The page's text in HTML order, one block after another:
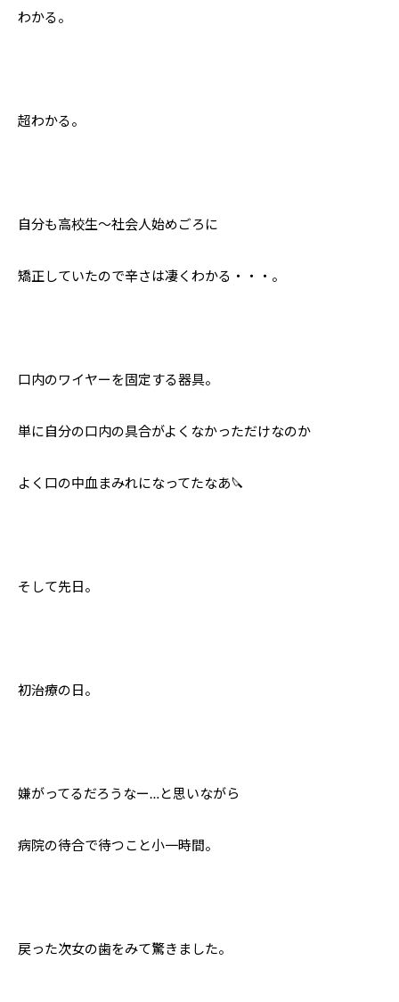
わかる。
超わかる。
自分も高校生〜社会人始めごろに
矯正していたので辛さは凄くわかる・・・。
口内のワイヤーを固定する器具。
単に自分の口内の具合がよくなかっただけなのか
よく口の中血まみれになってたなあ🔪
そして先日。
初治療の日。
嫌がってるだろうなー…と思いながら
病院の待合で待つこと小一時間。
戻った次女の歯をみて驚きました。